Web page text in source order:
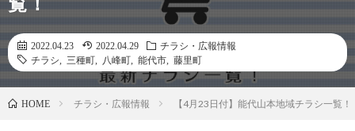
2022.04.23 2022.04.29
チラシ・広報情報
チラシ
三種町 八峰町 能代市 藤里町
HOME チラシ・広報情報 【4月23日付】能代山本地域チラシ一覧！